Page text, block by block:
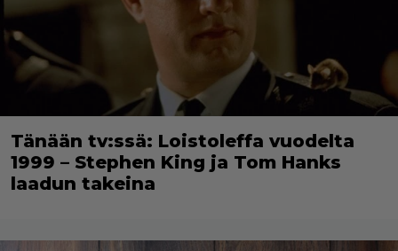
Tänään tv:ssä: Loistoleffa vuodelta
1999 – Stephen King ja Tom Hanks
laadun takeina